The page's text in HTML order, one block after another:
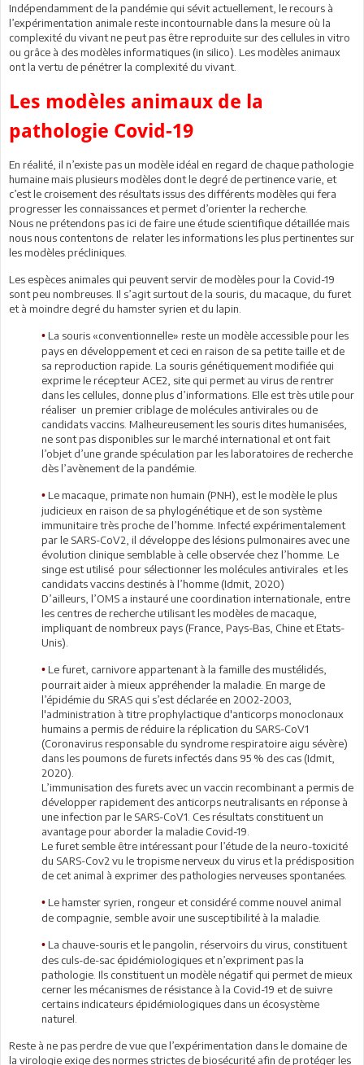
Indépendamment de la pandémie qui sévit actuellement, le recours à
l’expérimentation animale reste incontournable dans la mesure où la
complexité du vivant ne peut pas être reproduite sur des cellules in vitro
ou grâce à des modèles informatiques (in silico). Les modèles animaux
ont la vertu de pénétrer la complexité du vivant.
Les modèles animaux de la
pathologie Covid-19
En réalité, il n’existe pas un modèle idéal en regard de chaque pathologie
humaine mais plusieurs modèles dont le degré de pertinence varie, et
c’est le croisement des résultats issus des différents modèles qui fera
progresser les connaissances et permet d’orienter la recherche.
Nous ne prétendons pas ici de faire une étude scientifique détaillée mais
nous nous contentons de relater les informations les plus pertinentes sur
les modèles précliniques.
Les espèces animales qui peuvent servir de modèles pour la Covid-19
sont peu nombreuses. Il s’agit surtout de la souris, du macaque, du furet
et à moindre degré du hamster syrien et du lapin.
• La souris «conventionnelle» reste un modèle accessible pour les
pays en développement et ceci en raison de sa petite taille et de
sa reproduction rapide. La souris génétiquement modifiée qui
exprime le récepteur ACE2, site qui permet au virus de rentrer
dans les cellules, donne plus d’informations. Elle est très utile pour
réaliser un premier criblage de molécules antivirales ou de
candidats vaccins. Malheureusement les souris dites humanisées,
ne sont pas disponibles sur le marché international et ont fait
l’objet d’une grande spéculation par les laboratoires de recherche
dès l’avènement de la pandémie.
• Le macaque, primate non humain (PNH), est le modèle le plus
judicieux en raison de sa phylogénétique et de son système
immunitaire très proche de l’homme. Infecté expérimentalement
par le SARS-CoV2, il développe des lésions pulmonaires avec une
évolution clinique semblable à celle observée chez l’homme. Le
singe est utilisé pour sélectionner les molécules antivirales et les
candidats vaccins destinés à l’homme (Idmit, 2020)
D’ailleurs, l’OMS a instauré une coordination internationale, entre
les centres de recherche utilisant les modèles de macaque,
impliquant de nombreux pays (France, Pays-Bas, Chine et Etats-
Unis).
• Le furet, carnivore appartenant à la famille des mustélidés,
pourrait aider à mieux appréhender la maladie. En marge de
l’épidémie du SRAS qui s’est déclarée en 2002-2003,
l'administration à titre prophylactique d'anticorps monoclonaux
humains a permis de réduire la réplication du SARS-CoV1
(Coronavirus responsable du syndrome respiratoire aigu sévère)
dans les poumons de furets infectés dans 95 % des cas (Idmit,
2020).
L’immunisation des furets avec un vaccin recombinant a permis de
développer rapidement des anticorps neutralisants en réponse à
une infection par le SARS-CoV1. Ces résultats constituent un
avantage pour aborder la maladie Covid-19.
Le furet semble être intéressant pour l’étude de la neuro-toxicité
du SARS-Cov2 vu le tropisme nerveux du virus et la prédisposition
de cet animal à exprimer des pathologies nerveuses spontanées.
• Le hamster syrien, rongeur et considéré comme nouvel animal
de compagnie, semble avoir une susceptibilité à la maladie.
• La chauve-souris et le pangolin, réservoirs du virus, constituent
des culs-de-sac épidémiologiques et n’expriment pas la
pathologie. Ils constituent un modèle négatif qui permet de mieux
cerner les mécanismes de résistance à la Covid-19 et de suivre
certains indicateurs épidémiologiques dans un écosystème
naturel.
Reste à ne pas perdre de vue que l’expérimentation dans le domaine de
la virologie exige des normes strictes de biosécurité afin de protéger les